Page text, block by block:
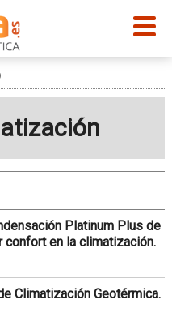
Platinum Plus de
confort en la climatización.
Climatización Geotérmica.